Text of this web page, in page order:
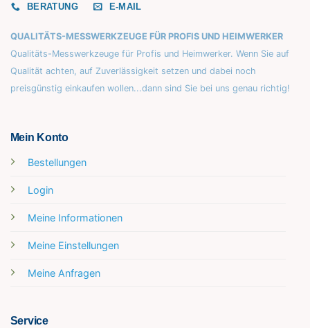
BERATUNG E-MAIL
QUALITÄTS-MESSWERKZEUGE FÜR PROFIS UND HEIMWERKER
Qualitäts-Messwerkzeuge für Profis und Heimwerker. Wenn Sie auf
Qualität achten, auf Zuverlässigkeit setzen und dabei noch
preisgünstig einkaufen wollen...dann sind Sie bei uns genau richtig!
Mein Konto
Bestellungen
Login
Meine Informationen
Meine Einstellungen
Meine Anfragen
Service